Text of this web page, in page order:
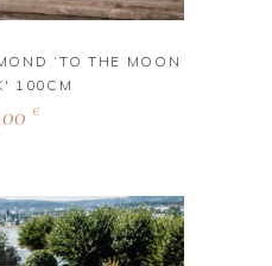
‘TO THE MOON
100CM
€